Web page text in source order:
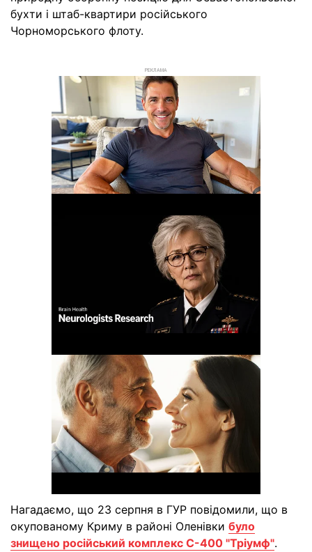
бухти і штаб-квартири російського
Чорноморського флоту.
РЕКЛАМА
Нагадаємо, що 23 серпня в ГУР повідомили, що в
окупованому Криму в районі Оленівки було
знищено російський комплекс С-400 "Тріумф".